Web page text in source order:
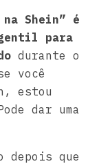
Shein” é
gentil para
durante o
você
estou
dar uma
depois que